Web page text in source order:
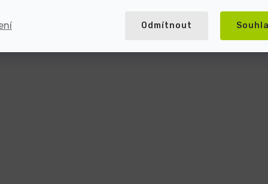
Odmítnout